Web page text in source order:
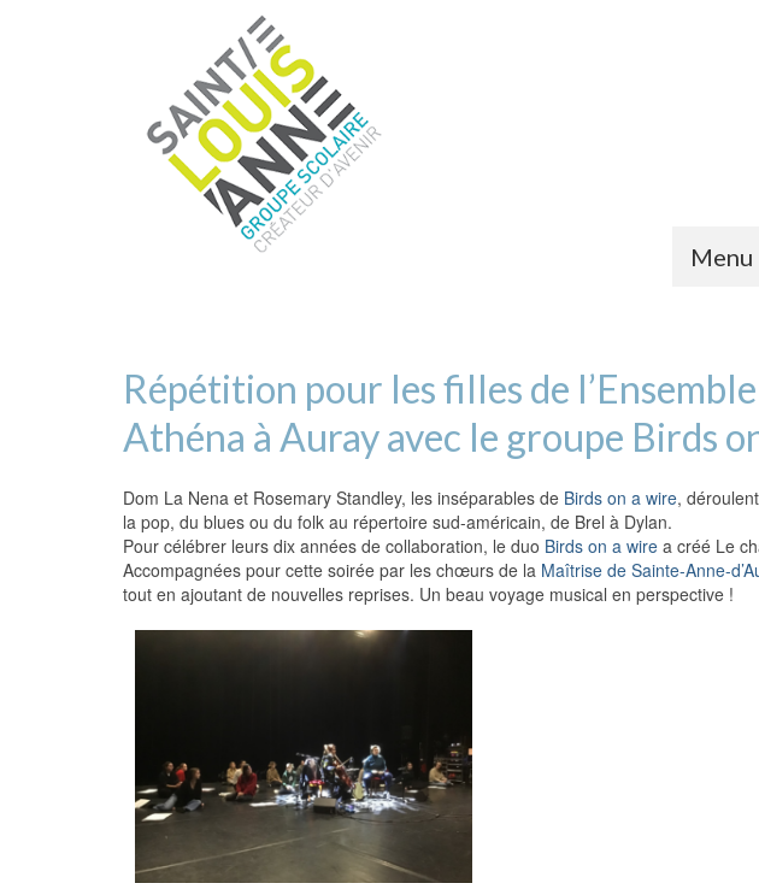
Menu
Répétition pour les filles de
Athéna à Auray avec le groupe Birds
Dom La Nena et Rosemary Standley, les inséparables de Birds on a wire,
la pop, du blues ou du folk au répertoire sud-américain, de Brel à Dylan.
Pour célébrer leurs dix années de collaboration, le duo Birds on a wire a créé Le
Accompagnées pour cette soirée par les chœurs de la Maîtrise de Sainte-Anne-
tout en ajoutant de nouvelles reprises. Un beau voyage musical en perspective !